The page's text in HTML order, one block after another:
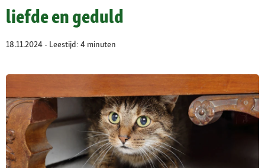
liefde en geduld
18.11.2024 - Leestijd: 4 minuten